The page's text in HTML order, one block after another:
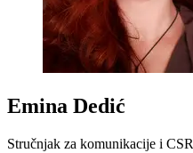
Emina Dedić
Stručnjak za komunikacije i CSR